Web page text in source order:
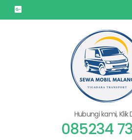
Lompat
ke
Hubungi kami, Klik
085234